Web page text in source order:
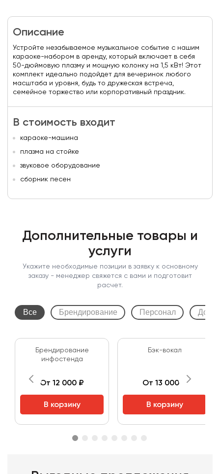
Описание
Устройте незабываемое музыкальное событие с нашим
караоке-набором в аренду, который включает в себя
50-дюймовую плазму и мощную колонку на 1,5 кВт! Этот
комплект идеально подойдет для вечеринок любого
масштаба и уровня, будь то дружеская встреча,
семейное торжество или корпоративный праздник.
В стоимость входит
караоке-машина
плазма на стойке
звуковое оборудование
сборник песен
Дополнительные товары и
услуги
Укажите необходимые позиции в заявку к основному
заказу - менеджер свяжется с вами и подготовит
расчет.
Все Брендирование Персонал
Брендирование
инфостенда
От 12 000 ₽
В корзину
Бэк-вокал
От 13 000 ₽
В корзину